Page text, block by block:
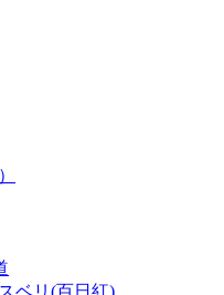
ベリ(百日紅)